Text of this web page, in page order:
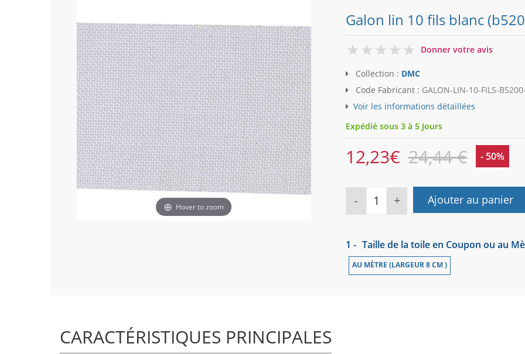
Hover to zoom
Galon lin 10 fils blanc
0
Donner votre avis
Collection : DMC
Code Fabricant : GALON-LIN-10-FILS-
Voir les informations détaillées
Expédié sous 3 à 5 Jours
12,23€ 24,44 € - 50%
- + Ajouter au panier
1 - Taille de la toile en Coupon ou au
AU MÈTRE (LARGEUR 8 CM )
CARACTÉRISTIQUES PRINCIPALES